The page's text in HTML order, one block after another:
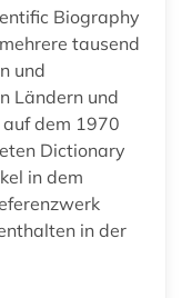
Biography
tausend
und
Ländern und
dem 1970
Dictionary
in dem
in der